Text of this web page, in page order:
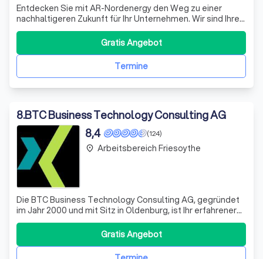
Entdecken Sie mit AR-Nordenergy den Weg zu einer
nachhaltigeren Zukunft für Ihr Unternehmen. Wir sind Ihre
Experten für Energieberatung und spezialisiert auf die
Entwicklung maßgeschneiderter Sanierungsfahrpläne, die
Ihnen helfen, das maximale Einsparpotenzial zu erreichen
und gleichzeitig die UmwelTermine
Gratis Angebot
8.BTC Business Technology Consulting AG
(124)
8,4
Die BTC Business Technology Consulting AG, gegründet
im Jahr 2000 und mit Sitz in Oldenburg, ist Ihr erfahrener
Partner in der Welt der digitalen Transformation. Mit über
1.800 Mitarbeitern und einem breiten Netzwerk an
Standorten weltweit bieten wir maßgeschneiderte
Lösungen in den Bereichen Energi
Gratis Angebot
place Arbeitsbereich Friesoythe